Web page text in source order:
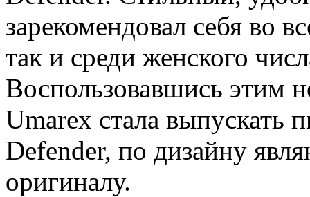
зарекомендовал себя во
так и среди женского
Воспользовавшись этим
Umarex стала выпускать
Defender, по дизайну
оригиналу.